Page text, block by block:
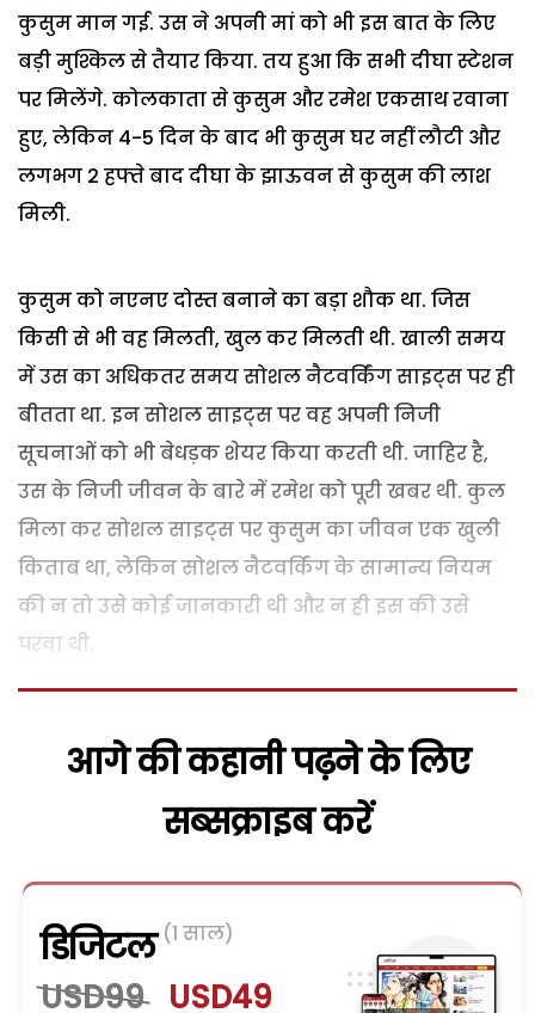
कुसुम मान गई. उस ने अपनी मां को भी इस बात के लिए
बड़ी मुश्किल से तैयार किया. तय हुआ कि सभी दीघा स्टेशन
पर मिलेंगे. कोलकाता से कुसुम और रमेश एकसाथ रवाना
हुए, लेकिन 4-5 दिन के बाद भी कुसुम घर नहीं लौटी और
लगभग 2 हफ्ते बाद दीघा के झाऊवन से कुसुम की लाश
मिली.
कुसुम को नएनए दोस्त बनाने का बड़ा शौक था. जिस
किसी से भी वह मिलती, खुल कर मिलती थी. खाली समय
में उस का अधिकतर समय सोशल नैटवर्किंग साइट्स पर ही
बीतता था. इन सोशल साइट्स पर वह अपनी निजी
सूचनाओं को भी बेधड़क शेयर किया करती थी. जाहिर है,
उस के निजी जीवन के बारे में रमेश को पूरी खबर थी. कुल
मिला कर सोशल साइट्स पर कुसुम का जीवन एक खुली
किताब था, लेकिन सोशल नैटवर्किंग के सामान्य नियम
की न तो उसे कोई जानकारी थी और न ही इस की उसे
परवा थी.
आगे की कहानी पढ़ने के लिए
सब्सक्राइब करें
डिजिटल (1 साल)
USD99 USD49